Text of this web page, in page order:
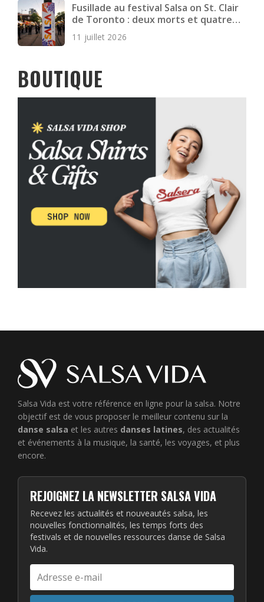
Fusillade au festival Salsa on St. Clair
de Toronto : deux morts et quatre
blessés
11 juillet 2026
BOUTIQUE
Salsa Vida est votre référence en ligne pour la salsa. Notre
objectif est de vous proposer le meilleur contenu sur la
danse salsa et les autres danses latines, des actualités
et événements à la musique, la santé, les voyages, et plus
encore.
REJOIGNEZ LA NEWSLETTER SALSA VIDA
Recevez les actualités et nouveautés salsa, les
nouvelles fonctionnalités, les temps forts des
festivals et de nouvelles ressources danse de Salsa
Vida.
Adresse
e-